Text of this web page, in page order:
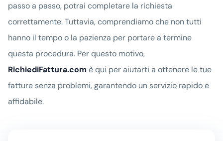
passo a passo, potrai completare la richiesta
correttamente. Tuttavia, comprendiamo che non tutti
hanno il tempo o la pazienza per portare a termine
questa procedura. Per questo motivo,
RichiediFattura.com è qui per aiutarti a ottenere le tue
fatture senza problemi, garantendo un servizio rapido e
affidabile.